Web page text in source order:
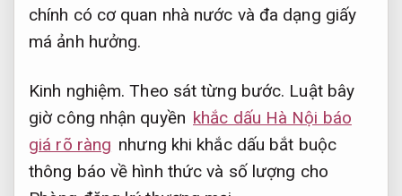
chính có cơ quan nhà nước và đa dạng giấy
má ảnh hưởng.
Kinh nghiệm. Theo sát từng bước. Luật bây
giờ công nhận quyền khắc dấu Hà Nội báo
giá rõ ràng nhưng khi khắc dấu bắt buộc
thông báo về hình thức và số lượng cho